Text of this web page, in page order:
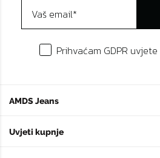
AMDS Jeans
Uvjeti kupnje
Prihvaćam GDPR